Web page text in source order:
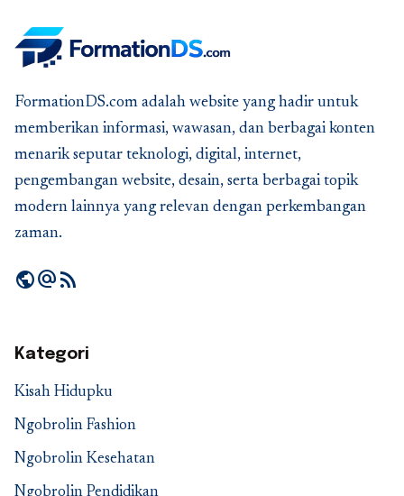
FormationDS.com adalah website yang hadir untuk
memberikan informasi, wawasan, dan berbagai konten
menarik seputar teknologi, digital, internet,
pengembangan website, desain, serta berbagai topik
modern lainnya yang relevan dengan perkembangan
zaman.
publicalternate_emailrss_feed
Kategori
Kisah Hidupku
Ngobrolin Fashion
Ngobrolin Kesehatan
Ngobrolin Pendidikan